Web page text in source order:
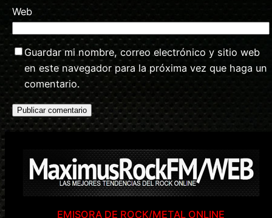
Web
Guardar mi nombre, correo electrónico y sitio web
en este navegador para la próxima vez que haga un
comentario.
EMISORA DE ROCK/METAL ONLINE